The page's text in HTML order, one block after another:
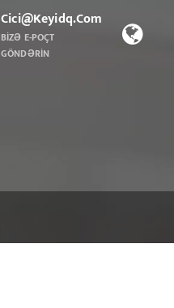
Cici@keyidq.com
BIZƏ E-POÇT
GÖNDƏRIN